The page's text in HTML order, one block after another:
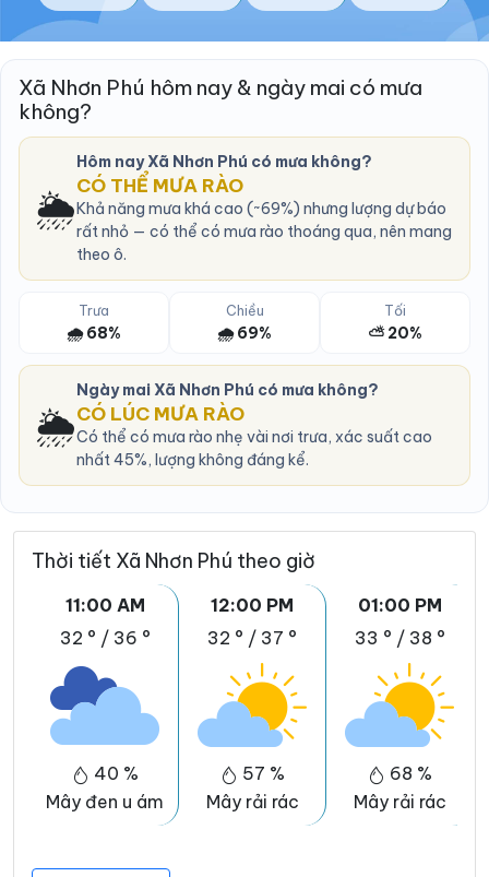
Xã Nhơn Phú hôm nay & ngày mai có mưa
không?
🌦️
Hôm nay Xã Nhơn Phú có mưa không?
CÓ THỂ MƯA RÀO
Khả năng mưa khá cao (~69%) nhưng lượng dự báo
rất nhỏ — có thể có mưa rào thoáng qua, nên mang
theo ô.
Trưa
🌧️ 68%
Chiều
🌧️ 69%
Tối
⛅ 20%
🌦️
Ngày mai Xã Nhơn Phú có mưa không?
CÓ LÚC MƯA RÀO
Có thể có mưa rào nhẹ vài nơi trưa, xác suất cao
nhất 45%, lượng không đáng kể.
Thời tiết Xã Nhơn Phú theo giờ
11:00 AM
32 ° / 36 °
40 %
Mây đen u ám
12:00 PM
32 ° / 37 °
57 %
Mây rải rác
01:00 PM
33 ° / 38 °
68 %
Mây rải rác